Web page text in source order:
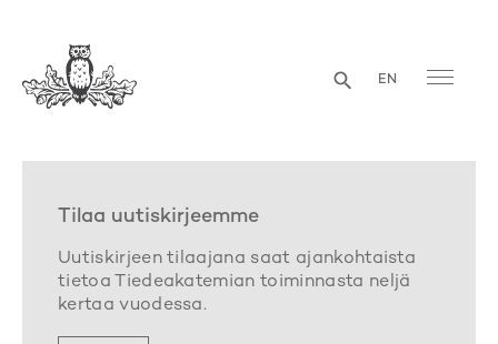
EN
Tilaa uutiskirjeemme
Uutiskirjeen tilaajana saat ajankohtaista
tietoa Tiedeakatemian toiminnasta neljä
kertaa vuodessa.